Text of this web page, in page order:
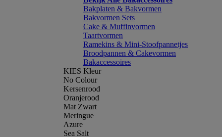
Bakplaten & Bakvormen
Bakvormen Sets
Cake & Muffinvormen
Taartvormen
Ramekins & Mini-Stoofpannetjes
Broodpannen & Cakevormen
Bakaccessoires
KIES Kleur
No Colour
Kersenrood
Oranjerood
Mat Zwart
Meringue
Azure
Sea Salt